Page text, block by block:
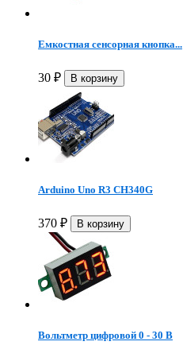
Емкостная сенсорная кнопка...
30 ₽
Arduino Uno R3 CH340G
370 ₽
Вольтметр цифровой 0 - 30 В